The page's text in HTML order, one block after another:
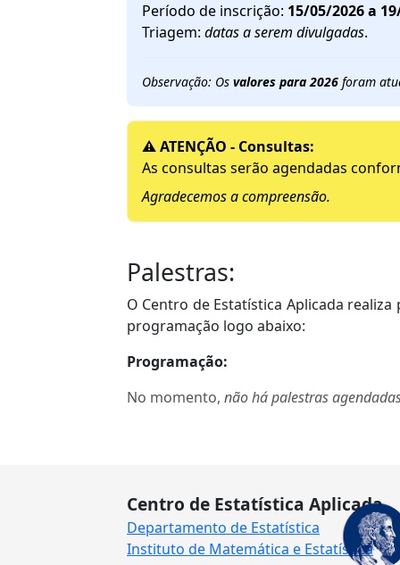
Período de inscrição: 15/05/2026 a
Triagem: datas a serem divulgadas.
Observação: Os valores para 2026 foram
⚠️ ATENÇÃO - Consultas:
As consultas serão agendadas
Agradecemos a compreensão.
Palestras:
O Centro de Estatística Aplicada
programação logo abaixo:
Programação:
No momento, não há palestras
Centro de Estatística Aplicada
Departamento de Estatística
Instituto de Matemática e Estatística